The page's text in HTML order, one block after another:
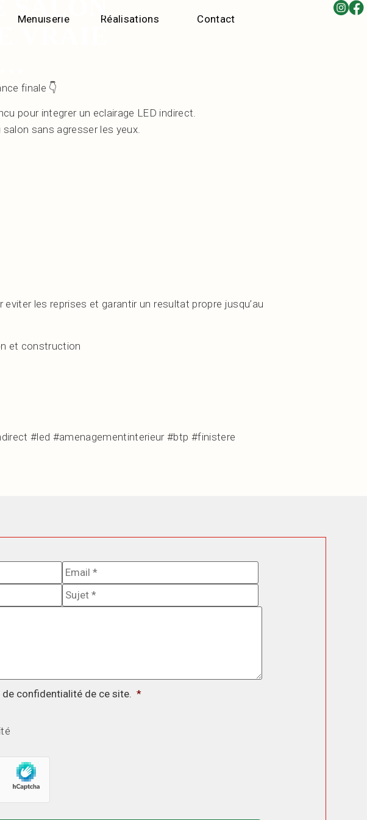
Menuiserie Réalisations Contact
SALON
VRAIE
finale 👇
pour integrer un eclairage LED indirect.
sans agresser les yeux.
les reprises et garantir un resultat propre jusqu’au
et construction
#led #amenagementinterieur #btp #finistere
E-
mail *
Sujet *
confidentialité de ce site. *